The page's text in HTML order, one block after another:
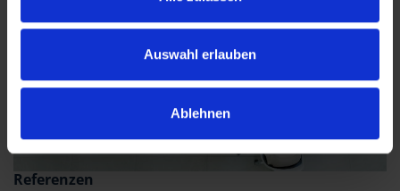
Auswahl erlauben
Ablehnen
Referenzen